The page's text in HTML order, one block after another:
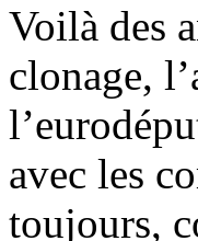
Voilà des
clonage,
avec les
toujours,